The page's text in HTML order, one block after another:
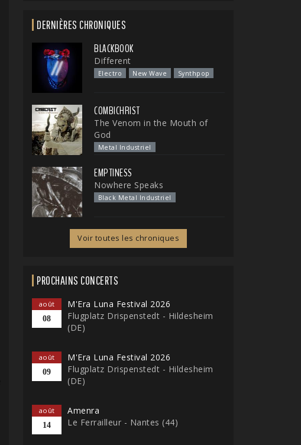
DERNIÈRES CHRONIQUES
BLACKBOOK
Different
Electro New Wave Synthpop
COMBICHRIST
The Venom in the Mouth of
God
Metal Industriel
EMPTINESS
Nowhere Speaks
Black Metal Industriel
Voir toutes les chroniques
PROCHAINS CONCERTS
août
08
M'Era Luna Festival 2026
Flugplatz Drispenstedt - Hildesheim
(DE)
août
09
M'Era Luna Festival 2026
Flugplatz Drispenstedt - Hildesheim
(DE)
août
14
Amenra
Le Ferrailleur - Nantes (44)